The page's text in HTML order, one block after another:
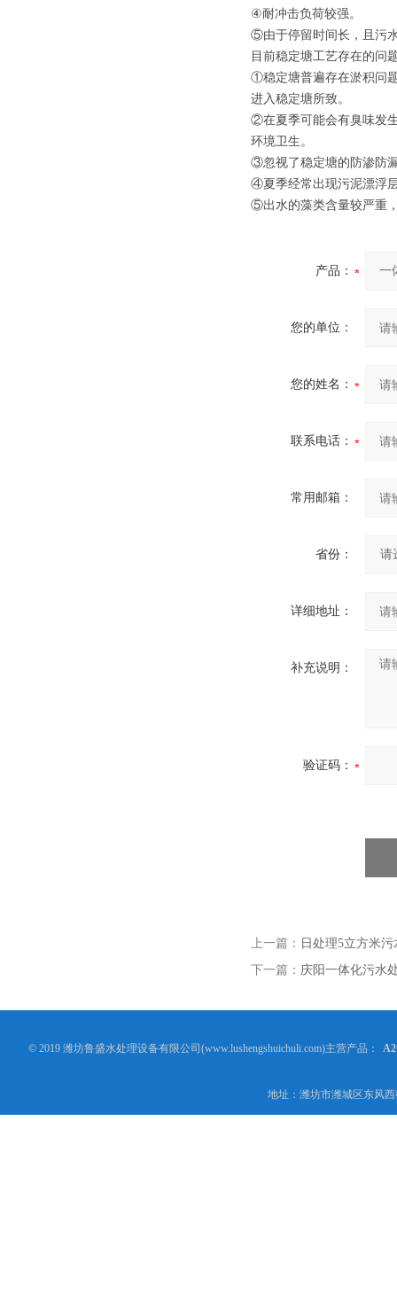
④耐冲击负荷较强。
⑤由于停留时间长，且污
目前稳定塘工艺存在的问
①稳定塘普遍存在淤积问
进入稳定塘所致。
②在夏季可能会有臭味发
环境卫生。
③忽视了稳定塘的防渗防
④夏季经常出现污泥漂浮
⑤出水的藻类含量较严重
产品：
您的单位：
您的姓名：
联系电话：
常用邮箱：
省份：
详细地址：
补充说明：
验证码：
上一篇： 日处理5立方米
下一篇： 庆阳一体化污水
© 2019 潍坊鲁盛水处理设备有限公司(www.lushengshuichuli.com)主营产品：
地址：潍坊市潍城区东风